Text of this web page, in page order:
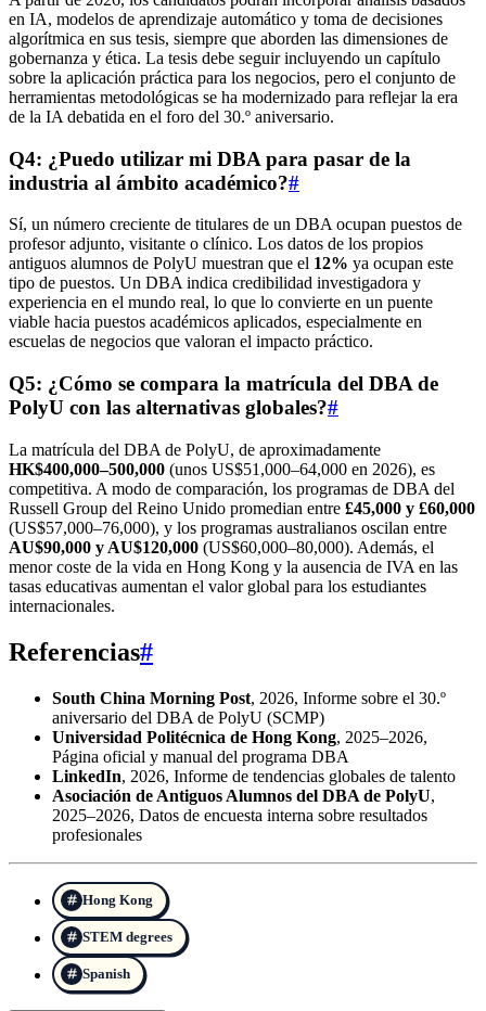
en IA, modelos de aprendizaje automático y toma de decisiones
algorítmica en sus tesis, siempre que aborden las dimensiones de
gobernanza y ética. La tesis debe seguir incluyendo un capítulo
sobre la aplicación práctica para los negocios, pero el conjunto de
herramientas metodológicas se ha modernizado para reflejar la era
de la IA debatida en el foro del 30.º aniversario.
Q4: ¿Puedo utilizar mi DBA para pasar de la
industria al ámbito académico?#
Sí, un número creciente de titulares de un DBA ocupan puestos de
profesor adjunto, visitante o clínico. Los datos de los propios
antiguos alumnos de PolyU muestran que el 12% ya ocupan este
tipo de puestos. Un DBA indica credibilidad investigadora y
experiencia en el mundo real, lo que lo convierte en un puente
viable hacia puestos académicos aplicados, especialmente en
escuelas de negocios que valoran el impacto práctico.
Q5: ¿Cómo se compara la matrícula del DBA de
PolyU con las alternativas globales?#
La matrícula del DBA de PolyU, de aproximadamente
HK$400,000–500,000 (unos US$51,000–64,000 en 2026), es
competitiva. A modo de comparación, los programas de DBA del
Russell Group del Reino Unido promedian entre £45,000 y £60,000
(US$57,000–76,000), y los programas australianos oscilan entre
AU$90,000 y AU$120,000 (US$60,000–80,000). Además, el
menor coste de la vida en Hong Kong y la ausencia de IVA en las
tasas educativas aumentan el valor global para los estudiantes
internacionales.
Referencias#
South China Morning Post, 2026, Informe sobre el 30.º
aniversario del DBA de PolyU (SCMP)
Universidad Politécnica de Hong Kong, 2025–2026,
Página oficial y manual del programa DBA
LinkedIn, 2026, Informe de tendencias globales de talento
Asociación de Antiguos Alumnos del DBA de PolyU,
2025–2026, Datos de encuesta interna sobre resultados
profesionales
Hong Kong
STEM degrees
Spanish